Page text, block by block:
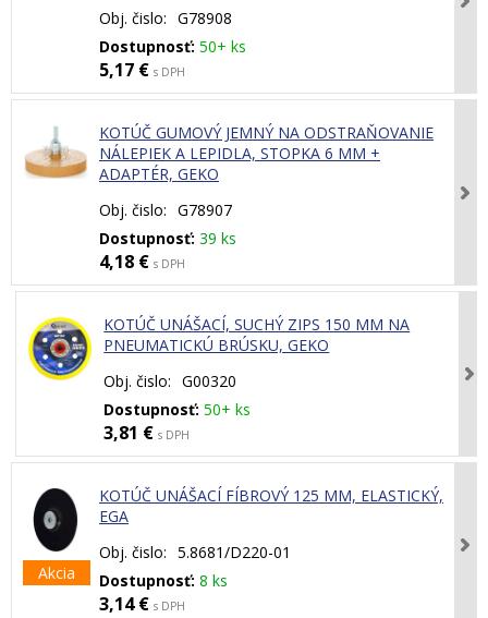
Obj. čislo: G78908
Dostupnosť: 50+ ks
5,17 € s DPH
KOTÚČ GUMOVÝ JEMNÝ NA ODSTRAŇOVANIE
NÁLEPIEK A LEPIDLA, STOPKA 6 MM +
ADAPTÉR, GEKO
Obj. čislo: G78907
Dostupnosť: 39 ks
4,18 € s DPH
KOTÚČ UNÁŠACÍ, SUCHÝ ZIPS 150 MM NA
PNEUMATICKÚ BRÚSKU, GEKO
Obj. čislo: G00320
Dostupnosť: 50+ ks
3,81 € s DPH
Akcia
KOTÚČ UNÁŠACÍ FÍBROVÝ 125 MM, ELASTICKÝ,
EGA
Obj. čislo: 5.8681/D220-01
Dostupnosť: 8 ks
3,14 € s DPH